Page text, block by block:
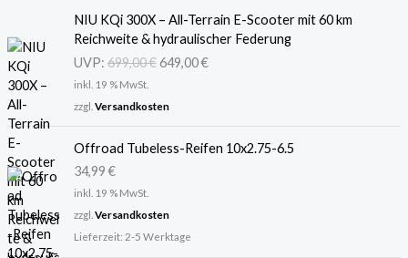
NIU KQi 300X – All-Terrain E-Scooter mit 60 km
Reichweite & hydraulischer Federung
UVP: 699,00€
s
p
ü
g
h
e
649,00€
k
t
u
e
inkl. 19 % MwSt.
zzgl. Versandkosten
Offroad Tubeless-Reifen 10x2.75-6.5
34,99€
inkl. 19 % MwSt.
zzgl. Versandkosten
Lieferzeit: 2-5 Werktage